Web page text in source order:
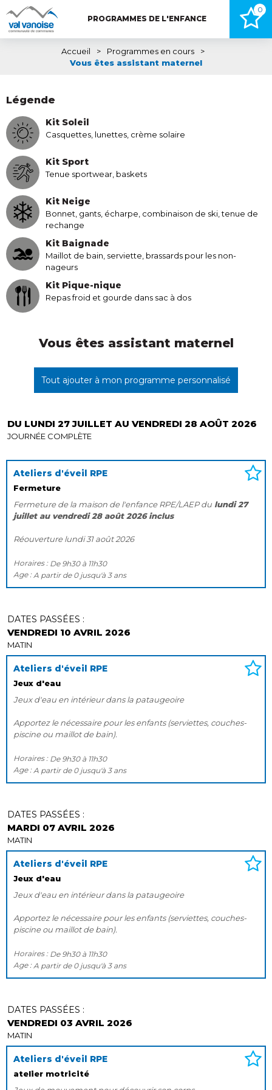
PROGRAMMES DE L'ENFANCE
0
Accueil > Programmes en cours
>
Vous êtes assistant maternel
Légende
Casquettes, lunettes, crème solaire
Kit Soleil
Tenue sportwear, baskets
Kit Sport
Bonnet, gants, écharpe, combinaison de ski, tenue de
rechange
Kit Neige
Maillot de bain, serviette, brassards pour les non-
nageurs
Kit Baignade
Repas froid et gourde dans sac à dos
Kit Pique-nique
Vous êtes assistant maternel
Tout ajouter à mon programme personnalisé
Ateliers d'éveil RPE
Fermeture
DU LUNDI 27 JUILLET AU VENDREDI 28 AOÛT 2026
JOURNÉE COMPLÈTE
Fermeture de la maison de l'enfance RPE/LAEP du lundi 27
juillet au vendredi 28 août 2026 inclus
Réouverture lundi 31 août 2026
Horaires : De 9h30 à 11h30
Age : A partir de 0 jusqu'à 3 ans
Ateliers d'éveil RPE
Jeux d'eau
DATES PASSÉES :
VENDREDI 10 AVRIL 2026
MATIN
Jeux d'eau en intérieur dans la pataugeoire
Apportez le nécessaire pour les enfants (serviettes, couches-
piscine ou maillot de bain).
Horaires : De 9h30 à 11h30
Age : A partir de 0 jusqu'à 3 ans
Ateliers d'éveil RPE
Jeux d'eau
DATES PASSÉES :
MARDI 07 AVRIL 2026
MATIN
Jeux d'eau en intérieur dans la pataugeoire
Apportez le nécessaire pour les enfants (serviettes, couches-
piscine ou maillot de bain).
Horaires : De 9h30 à 11h30
Age : A partir de 0 jusqu'à 3 ans
Ateliers d'éveil RPE
atelier motricité
DATES PASSÉES :
VENDREDI 03 AVRIL 2026
MATIN